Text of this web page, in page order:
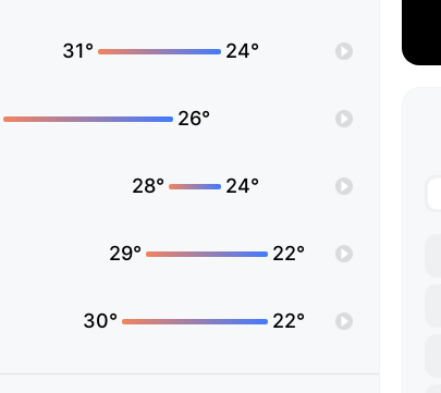
31° 24°
26°
28° 24°
29° 22°
30° 22°